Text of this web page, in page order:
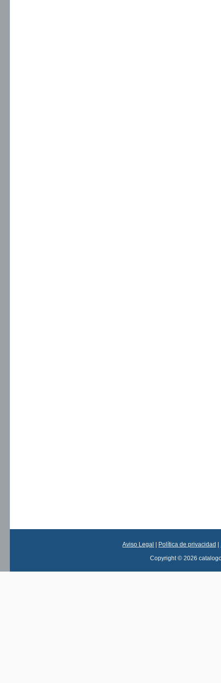
Aviso Legal Política de privacidad
Copyright © 2026